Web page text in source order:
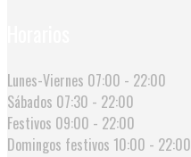
Lunes-Viernes 07:00 - 22:00
Sábados 07:30 - 22:00
Festivos 09:00 - 22:00
Domingos festivos 10:00 - 22:00